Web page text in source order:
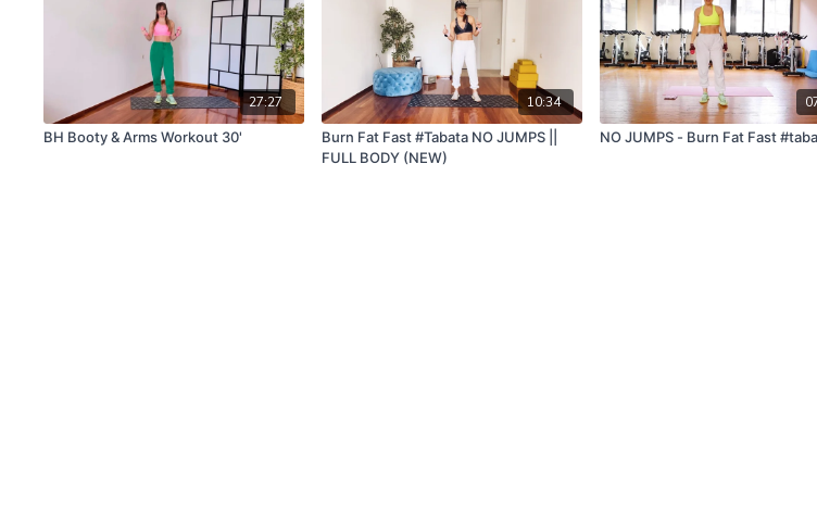
27:27
BH Booty & Arms Workout 30'
10:34
Burn Fat Fast #Tabata NO JUMPS ||
FULL BODY (NEW)
NO JUMPS - Burn Fat Fast